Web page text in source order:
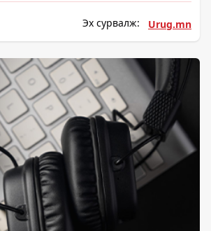
Эх сурвалж: Urug.mn